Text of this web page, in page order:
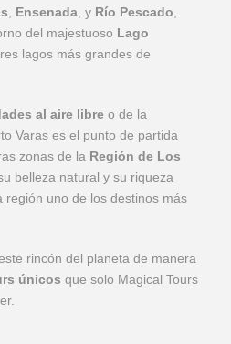
, Ensenada, y Río Pescado,
del majestuoso Lago
lagos más grandes de
al aire libre o de la
Varas es el punto de partida
zonas de la Región de Los
belleza natural y su riqueza
región uno de los destinos más
rincón del planeta de manera
únicos que solo Magical Tours